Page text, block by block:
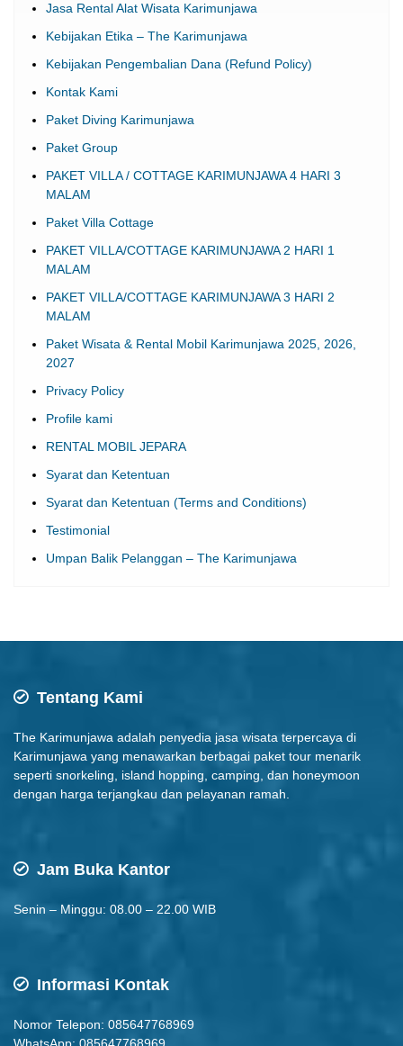
Jasa Rental Alat Wisata Karimunjawa
Kebijakan Etika – The Karimunjawa
Kebijakan Pengembalian Dana (Refund Policy)
Kontak Kami
Paket Diving Karimunjawa
Paket Group
PAKET VILLA / COTTAGE KARIMUNJAWA 4 HARI 3
MALAM
Paket Villa Cottage
PAKET VILLA/COTTAGE KARIMUNJAWA 2 HARI 1
MALAM
PAKET VILLA/COTTAGE KARIMUNJAWA 3 HARI 2
MALAM
Paket Wisata & Rental Mobil Karimunjawa 2025, 2026,
2027
Privacy Policy
Profile kami
RENTAL MOBIL JEPARA
Syarat dan Ketentuan
Syarat dan Ketentuan (Terms and Conditions)
Testimonial
Umpan Balik Pelanggan – The Karimunjawa
Tentang Kami
The Karimunjawa adalah penyedia jasa wisata terpercaya di
Karimunjawa yang menawarkan berbagai paket tour menarik
seperti snorkeling, island hopping, camping, dan honeymoon
dengan harga terjangkau dan pelayanan ramah.
Jam Buka Kantor
Senin – Minggu: 08.00 – 22.00 WIB
Informasi Kontak
Nomor Telepon: 085647768969